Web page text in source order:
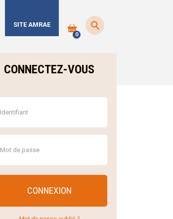
SITE AMRAE
0
CONNECTEZ-VOUS
CONNEXION